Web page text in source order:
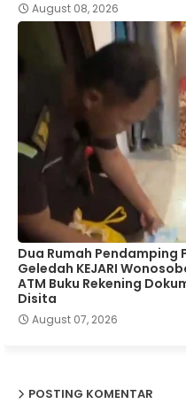
August 08, 2026
Dua Rumah Pendamping
Geledah KEJARI
ATM Buku Rekening
Disita
August 07, 2026
POSTING KOMENTAR